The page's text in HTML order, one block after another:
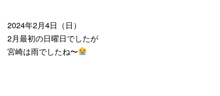
2024年2月4日（日）
2月最初の日曜日でしたが
宮崎は雨でしたね〜